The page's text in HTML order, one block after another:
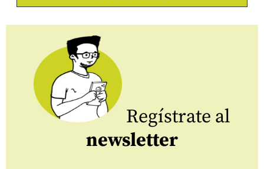
Regístrate al
newsletter